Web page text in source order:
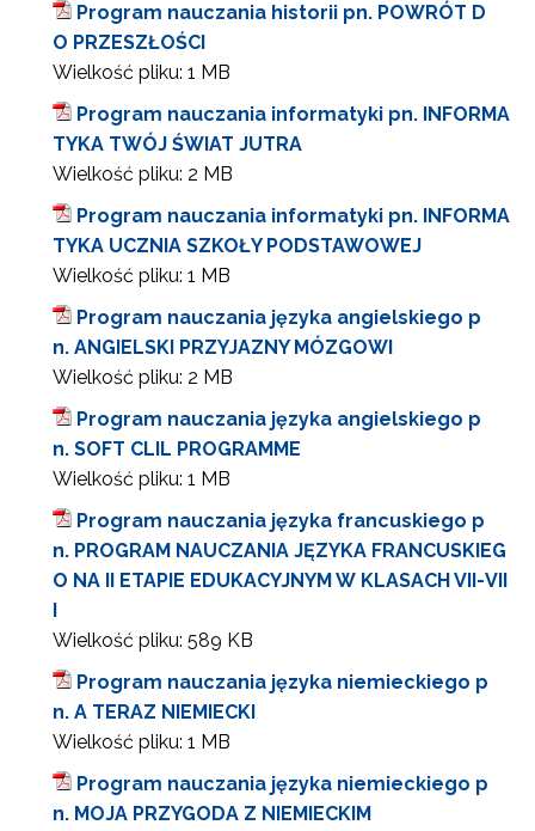
Program nauczania historii pn. POWRÓT D
O PRZESZŁOŚCI
Wielkość pliku: 1 MB
Program nauczania informatyki pn. INFORMA
TYKA TWÓJ ŚWIAT JUTRA
Wielkość pliku: 2 MB
Program nauczania informatyki pn. INFORMA
TYKA UCZNIA SZKOŁY PODSTAWOWEJ
Wielkość pliku: 1 MB
Program nauczania języka angielskiego p
n. ANGIELSKI PRZYJAZNY MÓZGOWI
Wielkość pliku: 2 MB
Program nauczania języka angielskiego p
n. SOFT CLIL PROGRAMME
Wielkość pliku: 1 MB
Program nauczania języka francuskiego p
n. PROGRAM NAUCZANIA JĘZYKA FRANCUSKIEG
O NA II ETAPIE EDUKACYJNYM W KLASACH VII-VII
I
Wielkość pliku: 589 KB
Program nauczania języka niemieckiego p
n. A TERAZ NIEMIECKI
Wielkość pliku: 1 MB
Program nauczania języka niemieckiego p
n. MOJA PRZYGODA Z NIEMIECKIM